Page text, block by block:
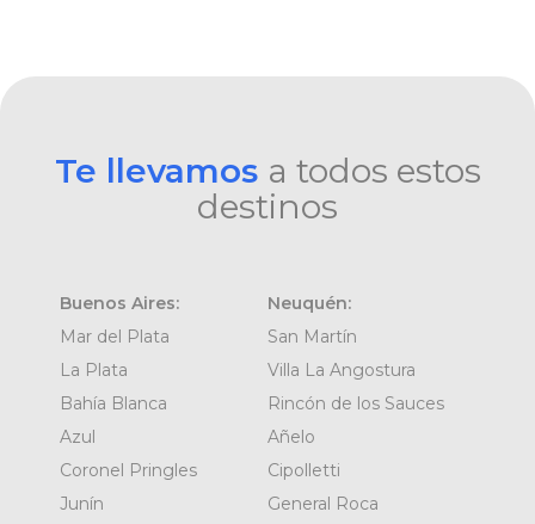
Te llevamos a todos estos
destinos
Buenos Aires:
Mar del Plata
La Plata
Bahía Blanca
Azul
Coronel Pringles
Junín
Neuquén:
San Martín
Villa La Angostura
Rincón de los Sauces
Añelo
Cipolletti
General Roca